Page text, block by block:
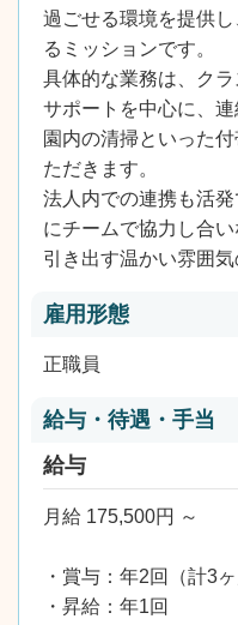
過ごせる環境を提供
るミッションです。
具体的な業務は、ク
サポートを中心に、連
園内の清掃といった
ただきます。
法人内での連携も活
にチームで協力し合
引き出す温かい雰囲気
雇用形態
正職員
給与・待遇・手当
給与
月給 175,500円 ～
・賞与：年2回（計3ヶ
・昇給：年1回